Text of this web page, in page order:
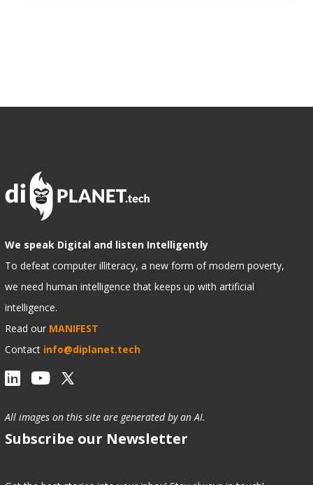
We speak Digital and listen Intelligently
To defeat computer illiteracy, a new form of modern poverty,
we need human intelligence that keeps up with artificial
intelligence.
Read our MANIFEST
Contact info@diplanet.tech
All images on this site are generated by an AI.
Subscribe our Newsletter